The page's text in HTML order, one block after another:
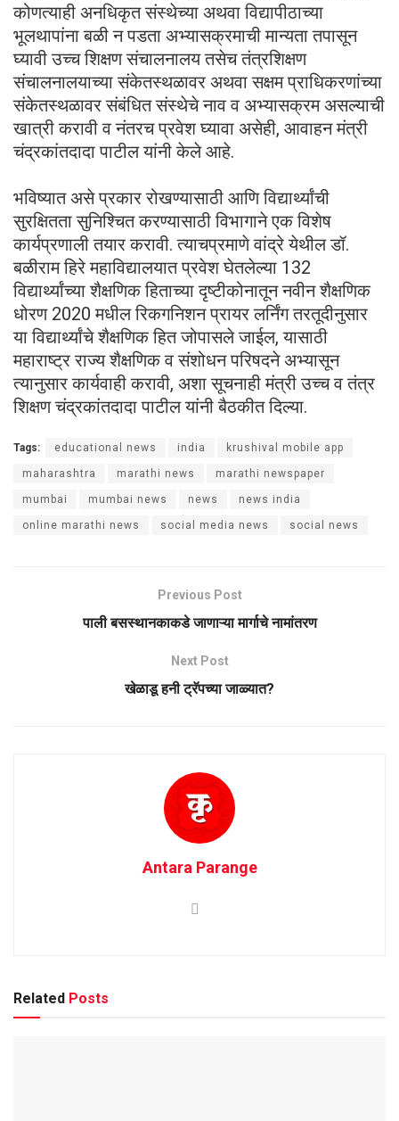
कोणत्याही अनधिकृत संस्थेच्या अथवा विद्यापीठाच्या
भूलथापांना बळी न पडता अभ्यासक्रमाची मान्यता तपासून
घ्यावी उच्च शिक्षण संचालनालय तसेच तंत्रशिक्षण
संचालनालयाच्या संकेतस्थळावर अथवा सक्षम प्राधिकरणांच्या
संकेतस्थळावर संबंधित संस्थेचे नाव व अभ्यासक्रम असल्याची
खात्री करावी व नंतरच प्रवेश घ्यावा असेही, आवाहन मंत्री
चंद्रकांतदादा पाटील यांनी केले आहे.
भविष्यात असे प्रकार रोखण्यासाठी आणि विद्यार्थ्यांची
सुरक्षितता सुनिश्चित करण्यासाठी विभागाने एक विशेष
कार्यप्रणाली तयार करावी. त्याचप्रमाणे वांद्रे येथील डॉ.
बळीराम हिरे महाविद्यालयात प्रवेश घेतलेल्या 132
विद्यार्थ्यांच्या शैक्षणिक हिताच्या दृष्टीकोनातून नवीन शैक्षणिक
धोरण 2020 मधील रिकगनिशन प्रायर लर्निंग तरतूदीनुसार
या विद्यार्थ्यांचे शैक्षणिक हित जोपासले जाईल, यासाठी
महाराष्ट्र राज्य शैक्षणिक व संशोधन परिषदने अभ्यासून
त्यानुसार कार्यवाही करावी, अशा सूचनाही मंत्री उच्च व तंत्र
शिक्षण चंद्रकांतदादा पाटील यांनी बैठकीत दिल्या.
Tags: educational news india krushival mobile app
maharashtra marathi news marathi newspaper
mumbai mumbai news news news india
online marathi news social media news social news
Previous Post
पाली बसस्थानकाकडे जाणाऱ्या मार्गाचे नामांतरण
Next Post
खेळाडू हनी ट्रॅपच्या जाळ्यात?
Antara Parange
Related Posts